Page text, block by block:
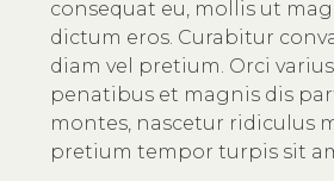
consequat eu, mollis ut
dictum eros. Curabitur
diam vel pretium. Orci
penatibus et magnis dis
montes, nascetur ridiculus
pretium tempor turpis sit